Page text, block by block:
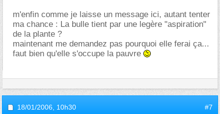
m'enfin comme je laisse un message ici, autant tenter
ma chance : La bulle tient par une legère "aspiration"
de la plante ?
maintenant me demandez pas pourquoi elle ferai ça...
faut bien qu'elle s'occupe la pauvre
18/01/2006, 10h30 #7